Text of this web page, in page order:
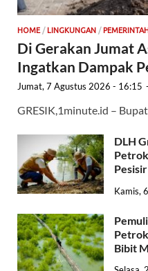
HOME / LINGKUNGAN /
Di Gerakan Jumat
Ingatkan Dampak
Jumat, 7 Agustus 2026 - 16:15 -
GRESIK,1minute.id –
DLH
Kamis,
Bibit